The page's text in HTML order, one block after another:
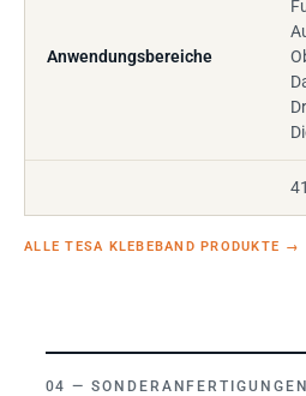
Anwendungsbereiche
ALLE TESA KLEBEBAND PRODUKTE →
SONDERANFERTIGUNGEN